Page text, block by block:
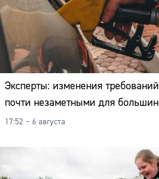
Эксперты: изменения
почти незаметными для
17:52 – 6 августа